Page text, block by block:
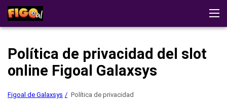
Descargar
Jugar al casino
Política de privacidad del slot
online Figoal Galaxsys
Figoal de Galaxsys Política de privacidad